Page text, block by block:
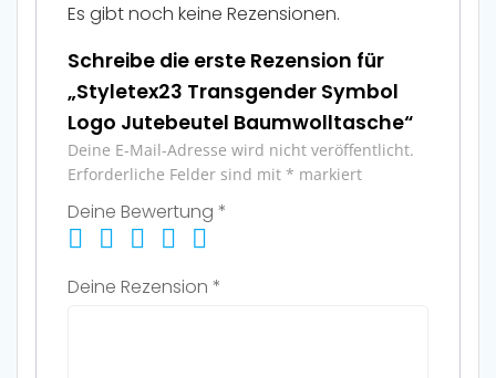
Es gibt noch keine Rezensionen.
Schreibe die erste Rezension für
„Styletex23 Transgender Symbol
Logo Jutebeutel Baumwolltasche“
Deine E-Mail-Adresse wird nicht veröffentlicht.
Erforderliche Felder sind mit * markiert
Deine Bewertung *
Deine Rezension *